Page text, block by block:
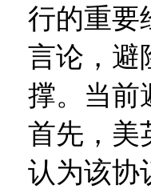
行的重要
言论，避
撑。当前
首先，美
认为该协